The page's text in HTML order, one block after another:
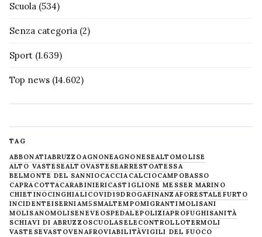
Scuola (534)
Senza categoria (2)
Sport (1.639)
Top news (14.602)
TAG
ABBONATIABRUZZOAGNONEAGNONESEALTOMOLISE
ALTO VASTESEALTOVASTESEARRESTOATESSA
BELMONTE DEL SANNIOCACCIACALCIOCAMPOBASSO
CAPRACOTTACARABINIERICASTIGLIONE MESSER MARINO
CHIETINOCINGHIALICOVID19DROGAFINANZAFORESTALE FURTO
INCIDENTEISERNIAM5SMALTEMPOMIGRANTIMOLISANI
MOLISANOMOLISENEVE OSPEDALEPOLIZIAPROFUGHISANITÀ
SCHIAVI DI ABRUZZOSCUOLASELECONTROLLOTERMOLI
VASTESEVASTOVENAFROVIABILITÀVIGILI DEL FUOCO